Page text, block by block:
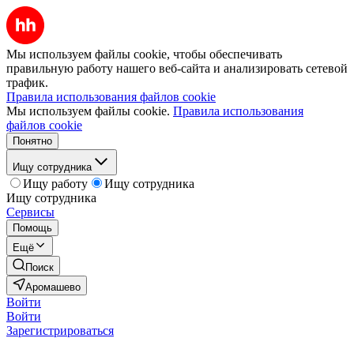
Мы используем файлы cookie, чтобы обеспечивать
правильную работу нашего веб-сайта и анализировать сетевой
трафик.
Правила использования файлов cookie
Мы используем файлы cookie. Правила использования
файлов cookie
Понятно
Ищу сотрудника
Ищу работу
Ищу сотрудника
Ищу сотрудника
Сервисы
Помощь
Ещё
Поиск
Аромашево
Войти
Войти
Зарегистрироваться